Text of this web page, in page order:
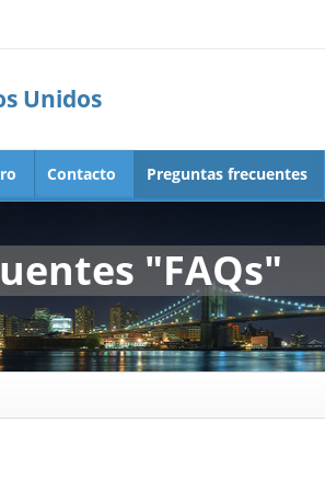
Unidos
Contacto Preguntas frecuentes
"FAQs"